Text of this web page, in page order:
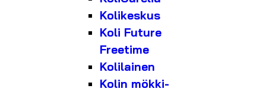
Kolikeskus
Koli Future
Freetime
Kolilainen
Kolin mökki-